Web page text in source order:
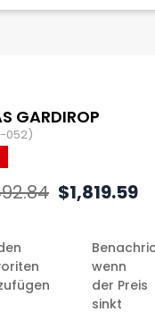
GARDIROP
052)
$1,819.59
wenn
der Preis
sinkt